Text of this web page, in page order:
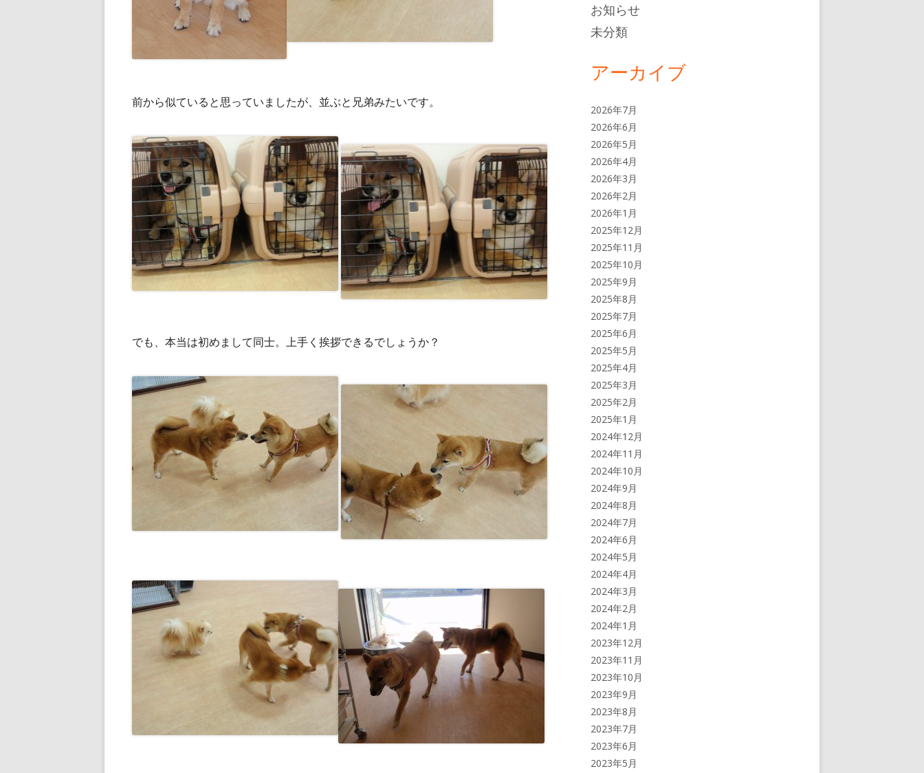
前から似ていると思っていましたが、並ぶと兄弟みたいです。
でも、本当は初めまして同士。上手く挨拶できるでしょうか？
お知らせ
未分類
アーカイブ
2026年7月
2026年6月
2026年5月
2026年4月
2026年3月
2026年2月
2026年1月
2025年12月
2025年11月
2025年10月
2025年9月
2025年8月
2025年7月
2025年6月
2025年5月
2025年4月
2025年3月
2025年2月
2025年1月
2024年12月
2024年11月
2024年10月
2024年9月
2024年8月
2024年7月
2024年6月
2024年5月
2024年4月
2024年3月
2024年2月
2024年1月
2023年12月
2023年11月
2023年10月
2023年9月
2023年8月
2023年7月
2023年6月
2023年5月